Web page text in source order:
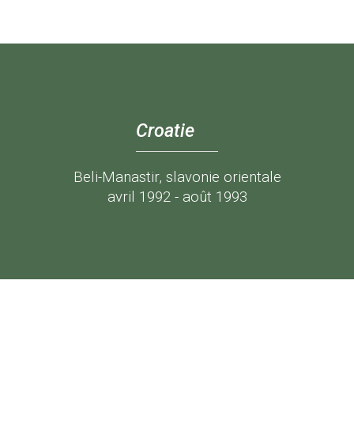
Croatie
Beli-Manastir, slavonie orientale
avril 1992 - août 1993